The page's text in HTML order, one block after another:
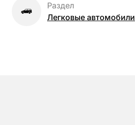
Раздел
Легковые автомобили